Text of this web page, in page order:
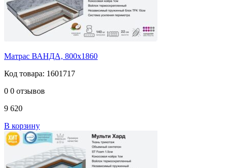
Матрас ВАНДА, 800х1860
Код товара: 1601717
0 0 отзывов
9 620
В корзину